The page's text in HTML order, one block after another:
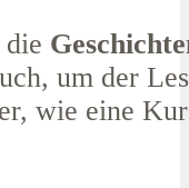
die
um der
wie eine